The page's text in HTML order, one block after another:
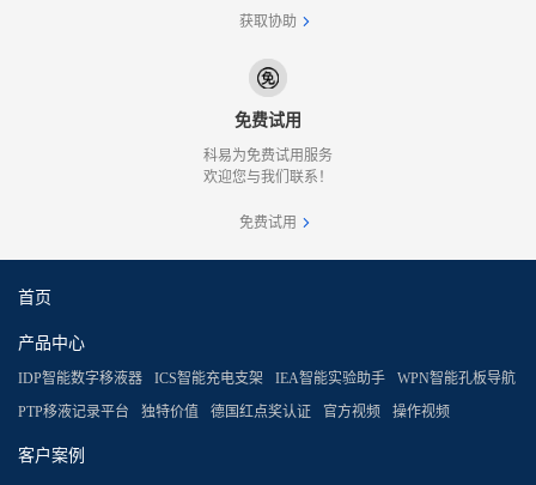
获取协助
免费试用
科易为免费试用服务
欢迎您与我们联系！
免费试用
首页
产品中心
IDP智能数字移液器 ICS智能充电支架 IEA智能实验助手
WPN智能孔板导航
PTP移液记录平台
独特价值 德国红点奖认证 官方视频 操作视频
客户案例